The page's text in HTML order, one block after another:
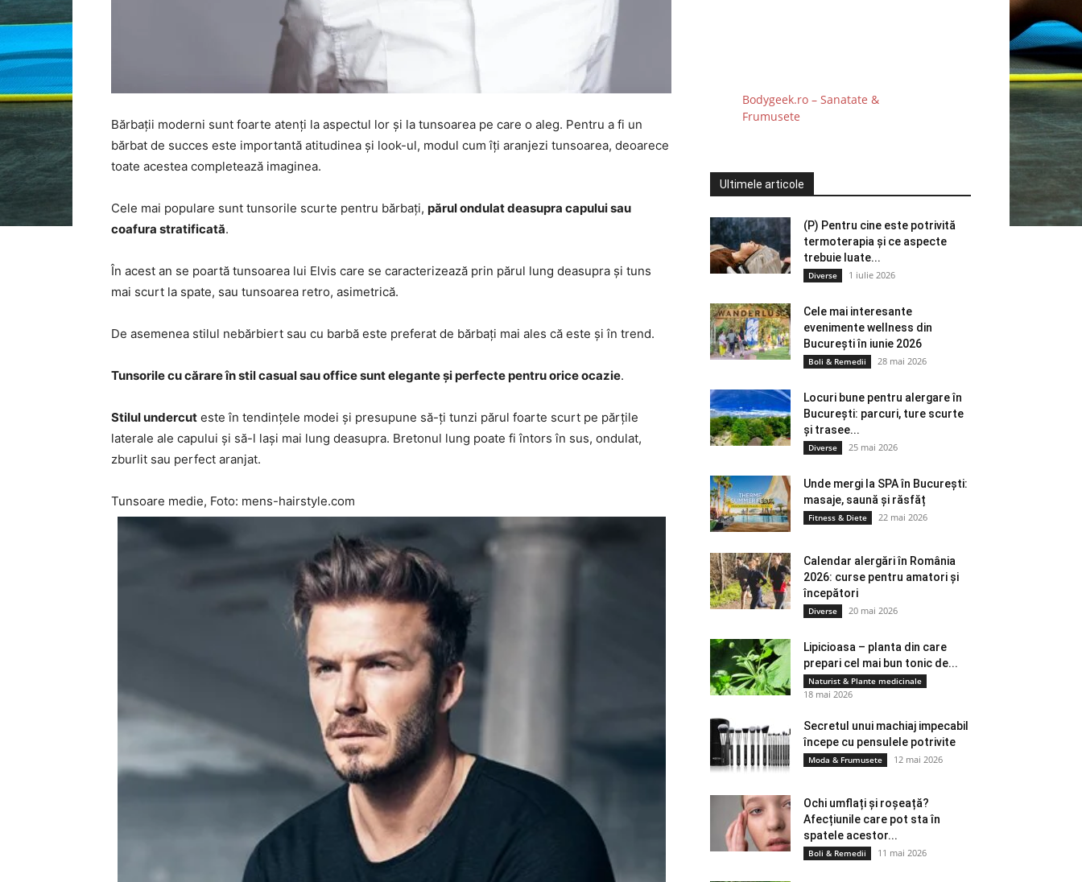
Bărbații moderni sunt foarte atenți la aspectul lor și la tunsoarea pe care o aleg. Pentru a fi un
bărbat de succes este importantă atitudinea și look-ul, modul cum îți aranjezi tunsoarea, deoarece
toate acestea completează imaginea.
Cele mai populare sunt tunsorile scurte pentru bărbați, părul ondulat deasupra capului sau
coafura stratificată.
În acest an se poartă tunsoarea lui Elvis care se caracterizează prin părul lung deasupra și tuns
mai scurt la spate, sau tunsoarea retro, asimetrică.
De asemenea stilul nebărbiert sau cu barbă este preferat de bărbați mai ales că este și în trend.
Tunsorile cu cărare în stil casual sau office sunt elegante și perfecte pentru orice ocazie.
Stilul undercut este în tendințele modei și presupune să-ți tunzi părul foarte scurt pe părțile
laterale ale capului și să-l lași mai lung deasupra. Bretonul lung poate fi întors în sus, ondulat,
zburlit sau perfect aranjat.
Tunsoare medie, Foto: mens-hairstyle.com
Bodygeek.ro – Sanatate &
Frumusete
Ultimele articole
(P) Pentru cine este potrivită
termoterapia și ce aspecte
trebuie luate...
Diverse 1 iulie 2026
Cele mai interesante
evenimente wellness din
București în iunie 2026
Boli & Remedii 28 mai 2026
Locuri bune pentru alergare în
București: parcuri, ture scurte
și trasee...
Diverse 25 mai 2026
Unde mergi la SPA în București:
masaje, saună și răsfăț
Fitness & Diete 22 mai 2026
Calendar alergări în România
2026: curse pentru amatori și
începători
Diverse 20 mai 2026
Lipicioasa – planta din care
prepari cel mai bun tonic de...
Naturist & Plante medicinale
18 mai 2026
Secretul unui machiaj impecabil
începe cu pensulele potrivite
Moda & Frumusete 12 mai 2026
Ochi umflați și roșeață?
Afecțiunile care pot sta în
spatele acestor...
Boli & Remedii 11 mai 2026